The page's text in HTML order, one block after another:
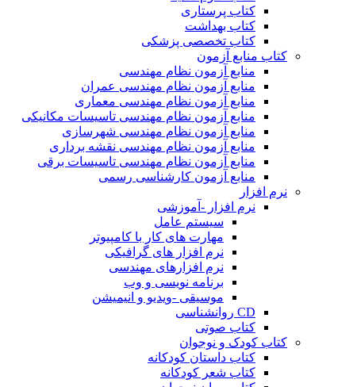
کتاب پرستاری
کتاب بهداشت
کتاب تخصصی پزشکی
کتاب منابع آزمون
منابع آزمون نظام مهندسی
منابع آزمون نظام مهندسی عمران
منابع آزمون نظام مهندسی معماری
منابع آزمون نظام مهندسی تاسیسات مکانیکی
منابع آزمون نظام مهندسی شهرسازی
منابع آزمون نظام مهندسی نقشه برداری
منابع آزمون نظام مهندسی تاسیسات برقی
منابع آزمون کارشناسی رسمی
نرم افزار
نرم افزار -آموزشی
سیستم عامل
مهارت های کار با کامپیوتر
نرم افزار های گرافیکی
نرم افزارهای مهندسی
برنامه نویسی و وب
موسیقی -ویدیو و انیمیشن
CD روانشناسی
کتاب صوتی
کتاب کودک و نوجوان
کتاب داستان کودکانه
کتاب شعر کودکانه